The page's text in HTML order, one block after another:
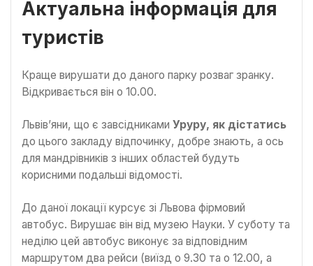
Актуальна інформація для
туристів
Краще вирушати до даного парку розваг зранку.
Відкривається він о 10.00.
Львів’яни, що є завсідниками Уруру, як дістатись
до цього закладу відпочинку, добре знають, а ось
для мандрівників з інших областей будуть
корисними подальші відомості.
До даної локації курсує зі Львова фірмовий
автобус. Вирушає він від музею Науки. У суботу та
неділю цей автобус виконує за відповідним
маршрутом два рейси (виїзд о 9.30 та о 12.00, а